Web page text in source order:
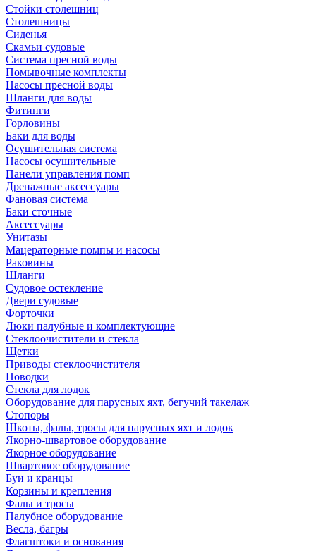
Стойки столешниц
Столешницы
Сиденья
Скамьи судовые
Система пресной воды
Помывочные комплекты
Насосы пресной воды
Шланги для воды
Фитинги
Горловины
Баки для воды
Осушительная система
Насосы осушительные
Панели управления помп
Дренажные аксессуары
Фановая система
Баки сточные
Аксессуары
Унитазы
Мацераторные помпы и насосы
Раковины
Шланги
Судовое остекление
Двери судовые
Форточки
Люки палубные и комплектующие
Стеклоочистители и стекла
Щетки
Приводы стеклоочистителя
Поводки
Стекла для лодок
Оборудование для парусных яхт, бегучий такелаж
Стопоры
Шкоты, фалы, тросы для парусных яхт и лодок
Якорно-швартовое оборудование
Якорное оборудование
Швартовое оборудование
Буи и кранцы
Корзины и крепления
Фалы и тросы
Палубное оборудование
Весла, багры
Флагштоки и основания